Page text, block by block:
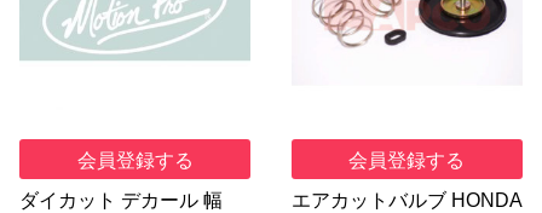
会員登録する
ダイカット デカール 幅
会員登録する
エアカットバルブ HONDA